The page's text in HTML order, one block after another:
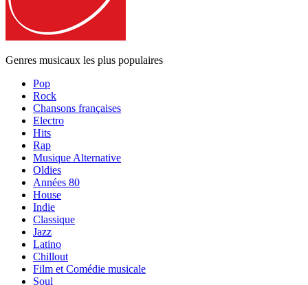
Genres musicaux les plus populaires
Pop
Rock
Chansons françaises
Electro
Hits
Rap
Musique Alternative
Oldies
Années 80
House
Indie
Classique
Jazz
Latino
Chillout
Film et Comédie musicale
Soul